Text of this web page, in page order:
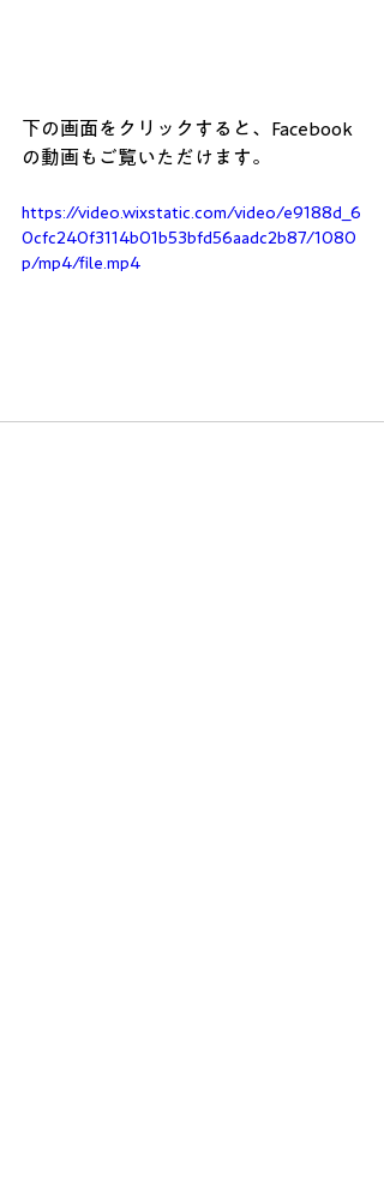
下の画面をクリックすると、Facebook
の動画もご覧いただけます。
https://video.wixstatic.com/video/e9188d_6
0cfc240f3114b01b53bfd56aadc2b87/1080
p/mp4/file.mp4